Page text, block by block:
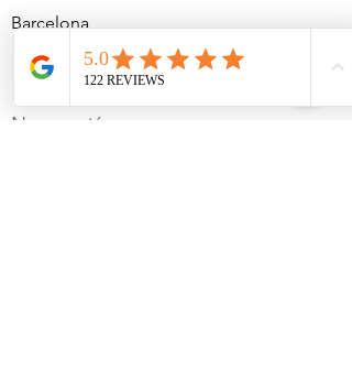
Barcelona
Navegación